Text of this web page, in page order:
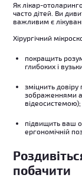
Як лікар-
часто дітей. Ви
важливим є
Хірургічний
покращить
глибоких і
зміцнить довіру
зображеннями
відеосистемою);
підвищить ваш
ергономічній
побачити